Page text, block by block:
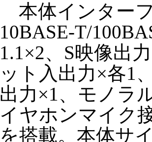
本体インター
10BASE-T/
1.1×2、S映像出
ット入出力×各1
出力×1、モノラ
イヤホンマイク
を搭載。本体サ